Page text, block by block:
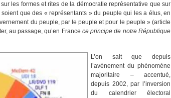
les formes et rites de la démocratie représentative que sur
que des « représentants » du peuple qui les a élus, en
du peuple, par le peuple et pour le peuple » (article
au passage, qu’en France ce principe de notre République
L’on sait que depuis
l’avènement du phénomène
majoritaire – accentué,
depuis 2002, par l’inversion
du calendrier électoral